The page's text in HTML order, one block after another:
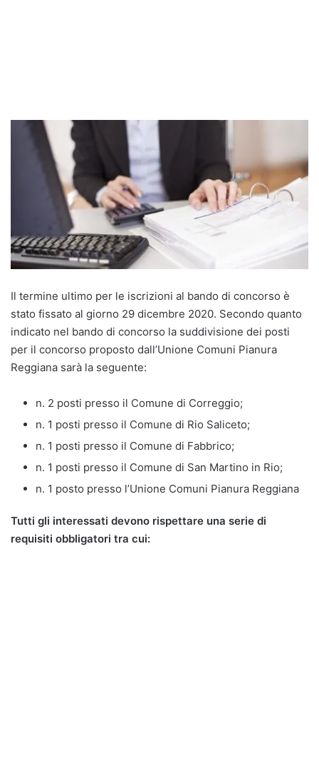
Il termine ultimo per le iscrizioni al bando di concorso è
stato fissato al giorno 29 dicembre 2020. Secondo quanto
indicato nel bando di concorso la suddivisione dei posti
per il concorso proposto dall’Unione Comuni Pianura
Reggiana sarà la seguente:
n. 2 posti presso il Comune di Correggio;
n. 1 posti presso il Comune di Rio Saliceto;
n. 1 posti presso il Comune di Fabbrico;
n. 1 posti presso il Comune di San Martino in Rio;
n. 1 posto presso l’Unione Comuni Pianura Reggiana
Tutti gli interessati devono rispettare una serie di
requisiti obbligatori tra cui: